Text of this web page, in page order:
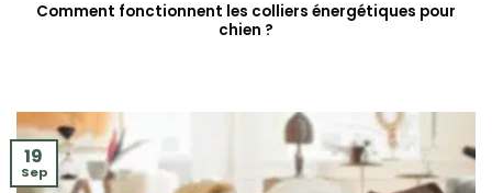
Comment fonctionnent les colliers énergétiques pour
chien ?
19
Sep